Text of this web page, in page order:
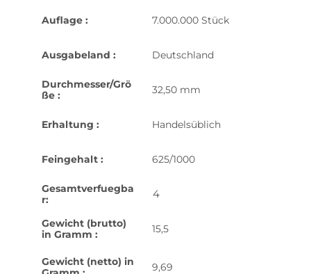
Auflage : 7.000.000 Stück
Ausgabeland : Deutschland
Durchmesser/Grö
ße :
32,50 mm
Erhaltung : Handelsüblich
Feingehalt : 625/1000
Gesamtverfuegba
r:
4
Gewicht (brutto)
in Gramm :
15,5
Gewicht (netto) in
9,69